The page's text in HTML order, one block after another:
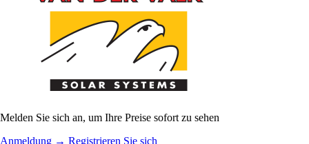
Melden Sie sich an, um Ihre Preise sofort zu sehen
Anmeldung → Registrieren Sie sich